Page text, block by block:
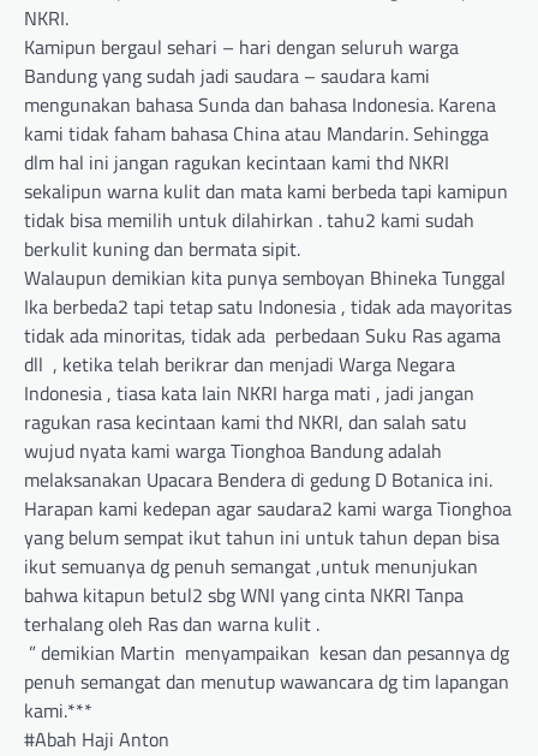
NKRI.
Kamipun bergaul sehari – hari dengan seluruh warga
Bandung yang sudah jadi saudara – saudara kami
mengunakan bahasa Sunda dan bahasa Indonesia. Karena
kami tidak faham bahasa China atau Mandarin. Sehingga
dlm hal ini jangan ragukan kecintaan kami thd NKRI
sekalipun warna kulit dan mata kami berbeda tapi kamipun
tidak bisa memilih untuk dilahirkan . tahu2 kami sudah
berkulit kuning dan bermata sipit.
Walaupun demikian kita punya semboyan Bhineka Tunggal
Ika berbeda2 tapi tetap satu Indonesia , tidak ada mayoritas
tidak ada minoritas, tidak ada perbedaan Suku Ras agama
dll , ketika telah berikrar dan menjadi Warga Negara
Indonesia , tiasa kata lain NKRI harga mati , jadi jangan
ragukan rasa kecintaan kami thd NKRI, dan salah satu
wujud nyata kami warga Tionghoa Bandung adalah
melaksanakan Upacara Bendera di gedung D Botanica ini.
Harapan kami kedepan agar saudara2 kami warga Tionghoa
yang belum sempat ikut tahun ini untuk tahun depan bisa
ikut semuanya dg penuh semangat ,untuk menunjukan
bahwa kitapun betul2 sbg WNI yang cinta NKRI Tanpa
terhalang oleh Ras dan warna kulit .
” demikian Martin menyampaikan kesan dan pesannya dg
penuh semangat dan menutup wawancara dg tim lapangan
kami.***
#Abah Haji Anton